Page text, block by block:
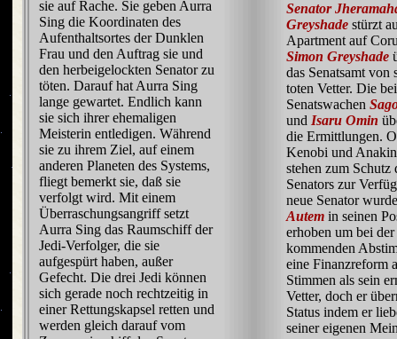
sie auf Rache. Sie geben Aurra
Sing die Koordinaten des
Aufenthaltsortes der Dunklen
Frau und den Auftrag sie und
den herbeigelockten Senator zu
töten. Darauf hat Aurra Sing
lange gewartet. Endlich kann
sie sich ihrer ehemaligen
Meisterin entledigen. Während
sie zu ihrem Ziel, auf einem
anderen Planeten des Systems,
fliegt bemerkt sie, daß sie
verfolgt wird. Mit einem
Überraschungsangriff setzt
Aurra Sing das Raumschiff der
Jedi-Verfolger, die sie
aufgespürt haben, außer
Gefecht. Die drei Jedi können
sich gerade noch rechtzeitig in
einer Rettungskapsel retten und
werden gleich darauf vom
Senator
Greyshade stürzt
Apartment auf
Simon Greyshade
das Senatsamt von
toten Vetter. Die
Senatswachen
und Isaru Omin
die Ermittlungen.
Kenobi und
stehen zum Schutz
Senators zur
neue Senator
Autem in seinen
erhoben um bei der
kommenden
eine Finanzreform
Stimmen als sein
Vetter, doch er
Status indem er
seiner eigenen